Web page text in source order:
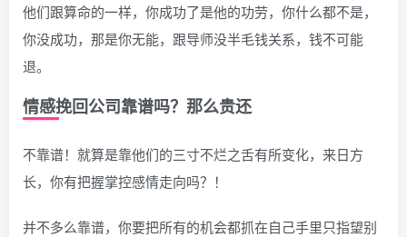
他们跟算命的一样，你成功了是他的功劳，你什么都不是，
你没成功，那是你无能，跟导师没半毛钱关系，钱不可能
退。
情感挽回公司靠谱吗？那么贵还
不靠谱！就算是靠他们的三寸不烂之舌有所变化，来日方
长，你有把握掌控感情走向吗？！
并不多么靠谱，你要把所有的机会都抓在自己手里只指望别